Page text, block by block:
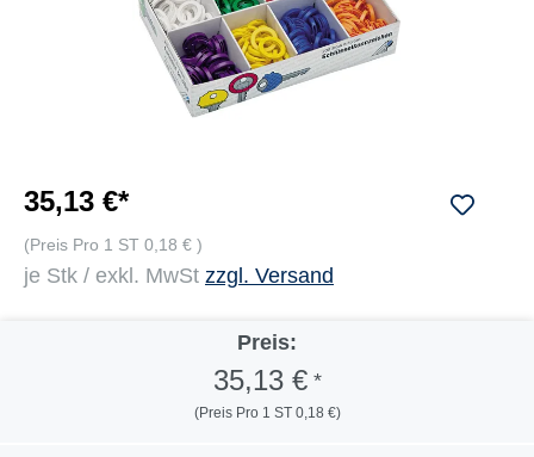
35,13 €*
(Preis Pro 1 ST 0,18 € )
je Stk / exkl. MwSt zzgl. Versand
Preis:
35,13 €*
(Preis Pro 1 ST 0,18 €)